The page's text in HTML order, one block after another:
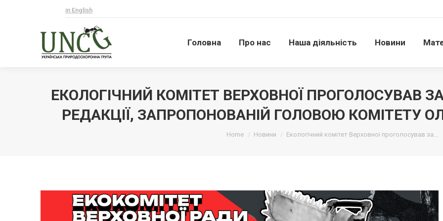
in English
Головна Про нас Наша діяльність Новини
ЕКОЛОГІЧНИЙ КОМІТЕТ ВЕРХОВНОЇ ПРОГОЛОСУВАВ
РЕДАКЦІЇ, ЗАПРОПОНОВАНІЙ ГОЛОВОЮ КОМІТЕТУ
Home Новини Екологічний комітет Верховної проголосував за…
Головна Про нас Наша діяльність Новини